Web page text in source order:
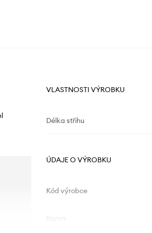
VLASTNOSTI VÝROBKU
Délka střihu
ÚDAJE O VÝROBKU
Kód výrobce